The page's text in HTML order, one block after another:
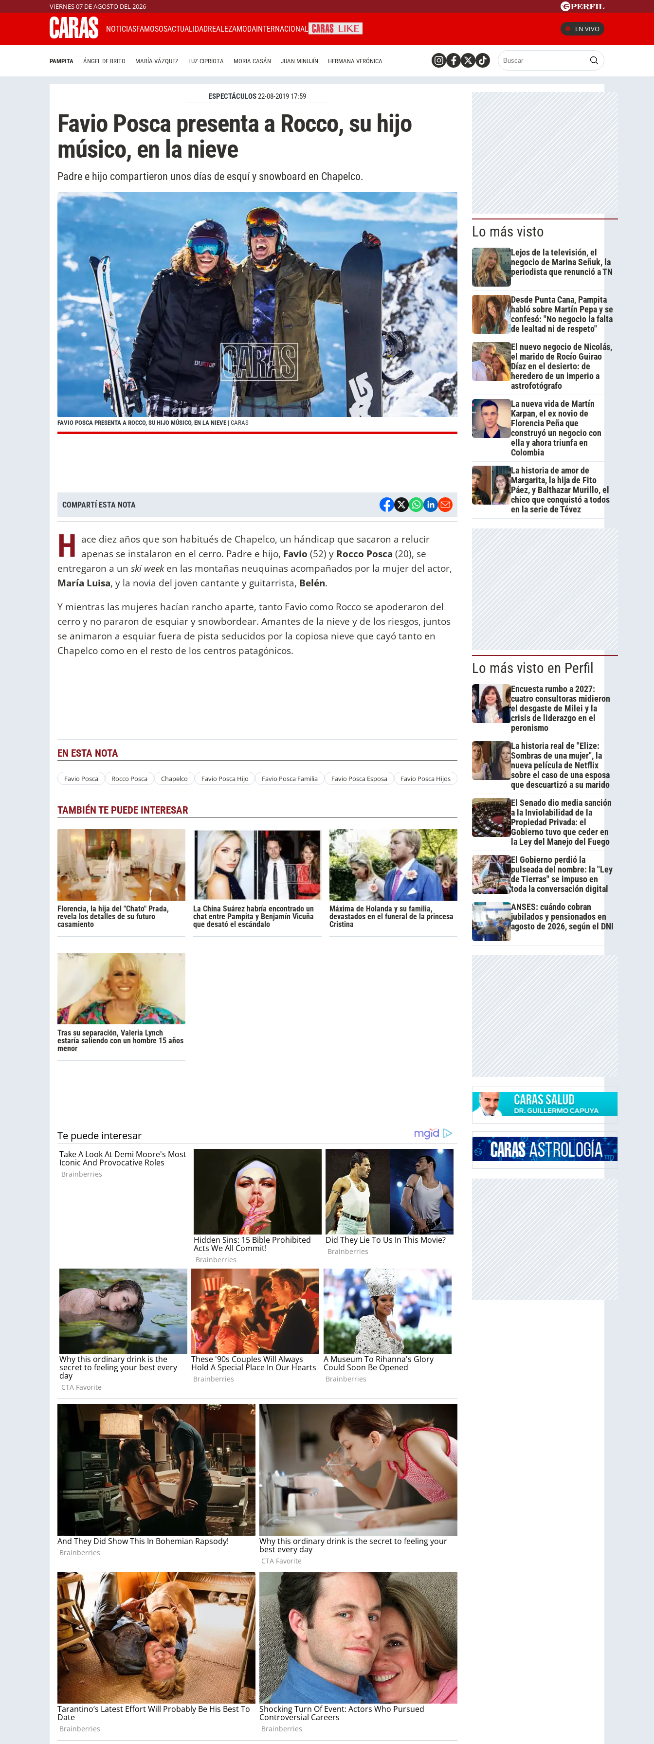
VIERNES 07 DE AGOSTO DEL 2026
NOTICIASFAMOSOSACTUALIDADREALEZAMODAINTERNACIONAL EN VIVO
PAMPITA ÁNGEL DE BRITO MARÍA VÁZQUEZ LUZ CIPRIOTA MORIA CASÁN JUAN MINUJÍN HERMANA VERÓNICA
ESPECTÁCULOS22-08-2019 17:59
Favio Posca presenta a Rocco, su hijo
músico, en la nieve
Padre e hijo compartieron unos días de esquí y snowboard en Chapelco.
FAVIO POSCA PRESENTA A ROCCO, SU HIJO MÚSICO, EN LA NIEVE | CARAS
COMPARTÍ ESTA NOTA
H ace diez años que son habitués de Chapelco, un hándicap que sacaron a relucir
apenas se instalaron en el cerro. Padre e hijo, Favio (52) y Rocco Posca (20), se
entregaron a un ski weeken las montañas neuquinas acompañados por la mujer del actor,
María Luisa, y la novia del joven cantante y guitarrista, Belén.
Y mientras las mujeres hacían rancho aparte, tanto Favio como Rocco se apoderaron del
cerro y no pararon de esquiar y snowbordear. Amantes de la nieve y de los riesgos, juntos
se animaron a esquiar fuera de pista seducidos por la copiosa nieve que cayó tanto en
Chapelco como en el resto de los centros patagónicos.
EN ESTA NOTA
Favio Posca Rocco Posca Chapelco Favio Posca Hijo Favio Posca Familia Favio Posca Esposa Favio Posca Hijos
TAMBIÉN TE PUEDE INTERESAR
Florencia, la hija del "Chato" Prada,
revela los detalles de su futuro
casamiento
La China Suárez habría encontrado un
chat entre Pampita y Benjamín Vicuña
que desató el escándalo
Máxima de Holanda y su familia,
devastados en el funeral de la princesa
Cristina
Tras su separación, Valeria Lynch
estaría saliendo con un hombre 15 años
menor
Lo más visto
Lejos de la televisión, el
negocio de Marina Señuk, la
periodista que renunció a TN
Desde Punta Cana, Pampita
habló sobre Martín Pepa y se
confesó: "No negocio la falta
de lealtad ni de respeto"
El nuevo negocio de Nicolás,
el marido de Rocío Guirao
Díaz en el desierto: de
heredero de un imperio a
astrofotógrafo
La nueva vida de Martín
Karpan, el ex novio de
Florencia Peña que
construyó un negocio con
ella y ahora triunfa en
Colombia
La historia de amor de
Margarita, la hija de Fito
Páez, y Balthazar Murillo, el
chico que conquistó a todos
en la serie de Tévez
Lo más visto en Perfil
Encuesta rumbo a 2027:
cuatro consultoras midieron
el desgaste de Milei y la
crisis de liderazgo en el
peronismo
La historia real de "Elize:
Sombras de una mujer", la
nueva película de Netflix
sobre el caso de una esposa
que descuartizó a su marido
El Senado dio media sanción
a la Inviolabilidad de la
Propiedad Privada: el
Gobierno tuvo que ceder en
la Ley del Manejo del Fuego
El Gobierno perdió la
pulseada del nombre: la "Ley
de Tierras" se impuso en
toda la conversación digital
ANSES: cuándo cobran
jubilados y pensionados en
agosto de 2026, según el DNI